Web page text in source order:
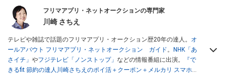
フリマアプリ・ネットオークションの専門家
川崎 さちえ
テレビや雑誌で話題のフリマアプリ・オークション歴20年の達人。 オ
ールアバウト フリマアプリ・ネットオークション ガイド。
NHK「あ
さイチ」 やフジテレビ「ノンストップ」 などの情報番組に出演。
『で
きるfit 節約の達人川崎さちえのポイ活＋クーポン＋メルカリ スマホで